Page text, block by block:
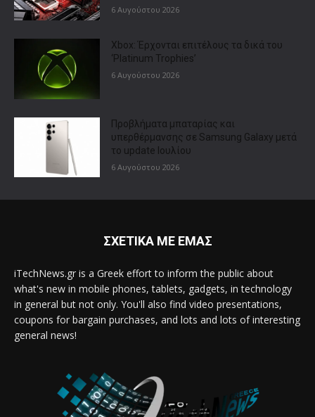
6 Αυγούστου 2026
Xbox: Έρχονται επιτέλους τα δικά του
‘Platinum Trophies’
6 Αυγούστου 2026
Προβλήματα μπαταρίας και
υπερθέρμανσης σε Samsung Galaxy μετά
το update Ιουλίου
6 Αυγούστου 2026
ΣΧΕΤΙΚΑ ΜΕ ΕΜΑΣ
iTechNews.gr is a Greek effort to inform the public about
what's new in mobile phones, tablets, gadgets, in technology
in general but not only. You'll also find video presentations,
coupons for bargain purchases, and lots and lots of interesting
general news!